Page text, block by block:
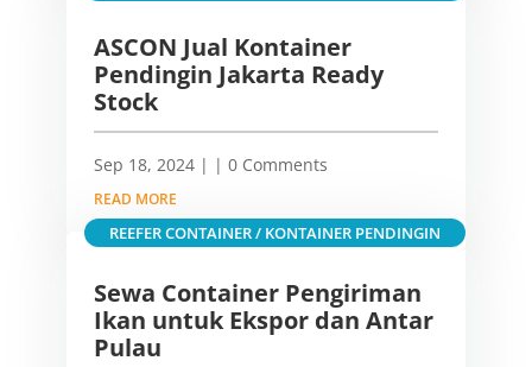
ASCON Jual Kontainer
Pendingin Jakarta Ready
Stock
Sep 18, 2024| | 0 Comments
READ MORE
Sewa Container Pengiriman
Ikan untuk Ekspor dan Antar
Pulau
REEFER CONTAINER / KONTAINER PENDINGIN